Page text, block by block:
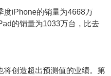
iPhone的销量为4668万
的销量为1033万台，比去
创造超出预测值的业绩。第